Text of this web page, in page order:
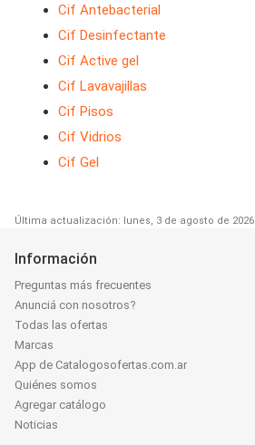
Cif Antebacterial
Cif Desinfectante
Cif Active gel
Cif Lavavajillas
Cif Pisos
Cif Vidrios
Cif Gel
Última actualización: lunes, 3 de agosto de 2026
Información
Preguntas más frecuentes
Anunciá con nosotros?
Todas las ofertas
Marcas
App de Catalogosofertas.com.ar
Quiénes somos
Agregar catálogo
Noticias